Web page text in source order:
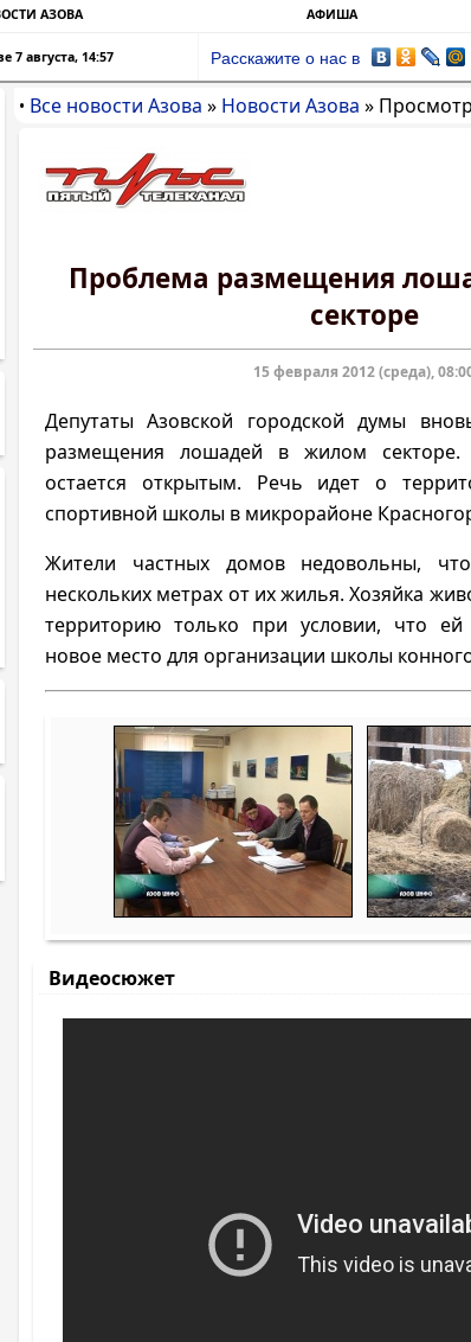
АЗОВА АФИША
7 августа, 14:57 Расскажите о нас в
• Все новости Азова » Новости Азова »
Проблема размещения
секторе
15 февраля 2012 (среда),
Депутаты Азовской городской думы
размещения лошадей в жилом секторе.
остается открытым. Речь идет о
спортивной школы в микрорайоне
Жители частных домов недовольны,
нескольких метрах от их жилья. Хозяйка
территорию только при условии, что ей
новое место для организации школы
Видеосюжет